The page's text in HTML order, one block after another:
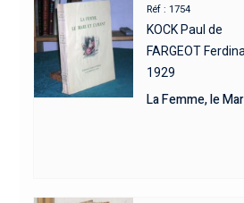
Réf : 1754
KOCK Paul de
FARGEOT
1929
La Femme, le